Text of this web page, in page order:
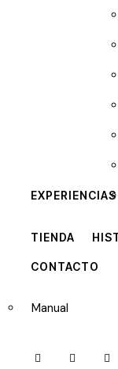
EXPERIENCIAS
TIENDA
CONTACTO
Manual